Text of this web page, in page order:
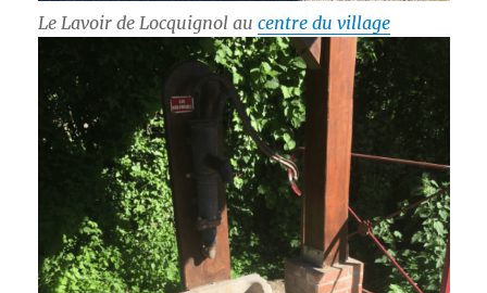
Le Lavoir de Locquignol au centre du village